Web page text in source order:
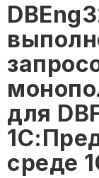
для
среде